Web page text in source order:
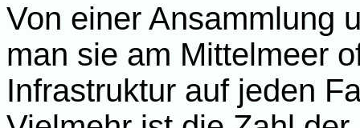
Von einer Ansammlung
man sie am Mittelmeer
Infrastruktur auf jeden